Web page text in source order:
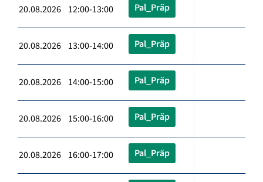
20.08.2026 12:00-13:00 Pal_Präp
20.08.2026 13:00-14:00 Pal_Präp
20.08.2026 14:00-15:00 Pal_Präp
20.08.2026 15:00-16:00 Pal_Präp
20.08.2026 16:00-17:00 Pal_Präp